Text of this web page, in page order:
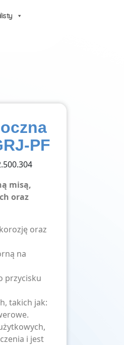
PF
misą,
oraz
oraz
na
przycisku
takich jak:
i jest